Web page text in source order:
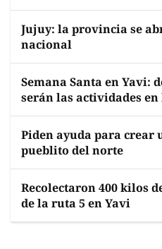
Jujuy: la provincia se
nacional
Semana Santa en Yavi:
serán las actividades
Piden ayuda para crear
pueblito del norte
Recolectaron 400 kilos
de la ruta 5 en Yavi